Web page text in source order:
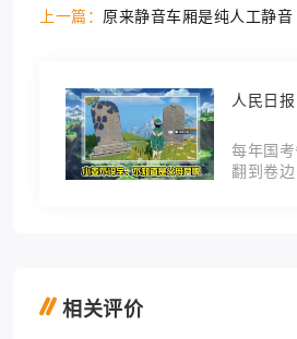
上一篇： 原来静音车厢是纯人工静音
人民日
每年国
翻到卷
相关评价